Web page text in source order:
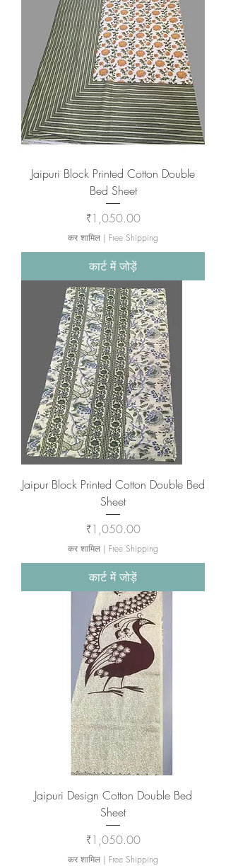
Jaipuri Block Printed Cotton Double
Bed Sheet
मूल्य
₹1,050.00
कर शामिल | Free Shipping
कार्ट में जोड़ें
Jaipur Block Printed Cotton Double Bed
Sheet
मूल्य
₹1,050.00
कर शामिल | Free Shipping
कार्ट में जोड़ें
Jaipuri Design Cotton Double Bed
Sheet
मूल्य
₹1,050.00
कर शामिल | Free Shipping